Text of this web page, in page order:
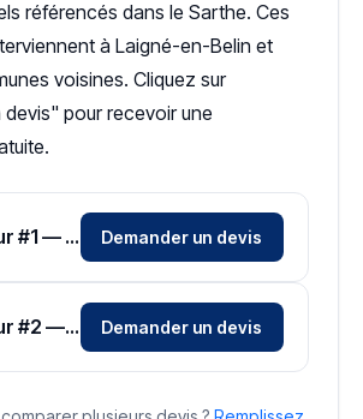
référencés dans le Sarthe. Ces
à Laigné-en-Belin et
voisines. Cliquez sur
devis" pour recevoir une
Installateur #1 — Zone Sarthe Demander un devis
Installateur #2 — Zone Sarthe Demander un devis